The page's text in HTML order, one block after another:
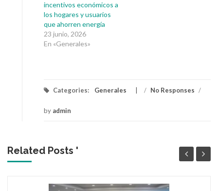
incentivos económicos a
los hogares y usuarios
que ahorren energía
23 junio, 2026
En «Generales»
Categories: Generales / No Responses /
by admin
Related Posts '